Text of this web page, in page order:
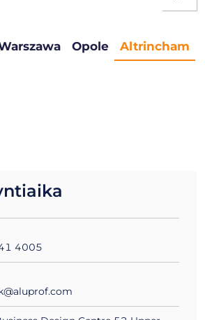
Opole Altrincham
4005